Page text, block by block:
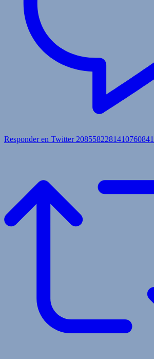
Responder en Twitter 2085582281410760841